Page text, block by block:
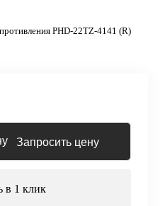
PHD-22TZ-4141 (R)
Запросить цену
в 1 клик